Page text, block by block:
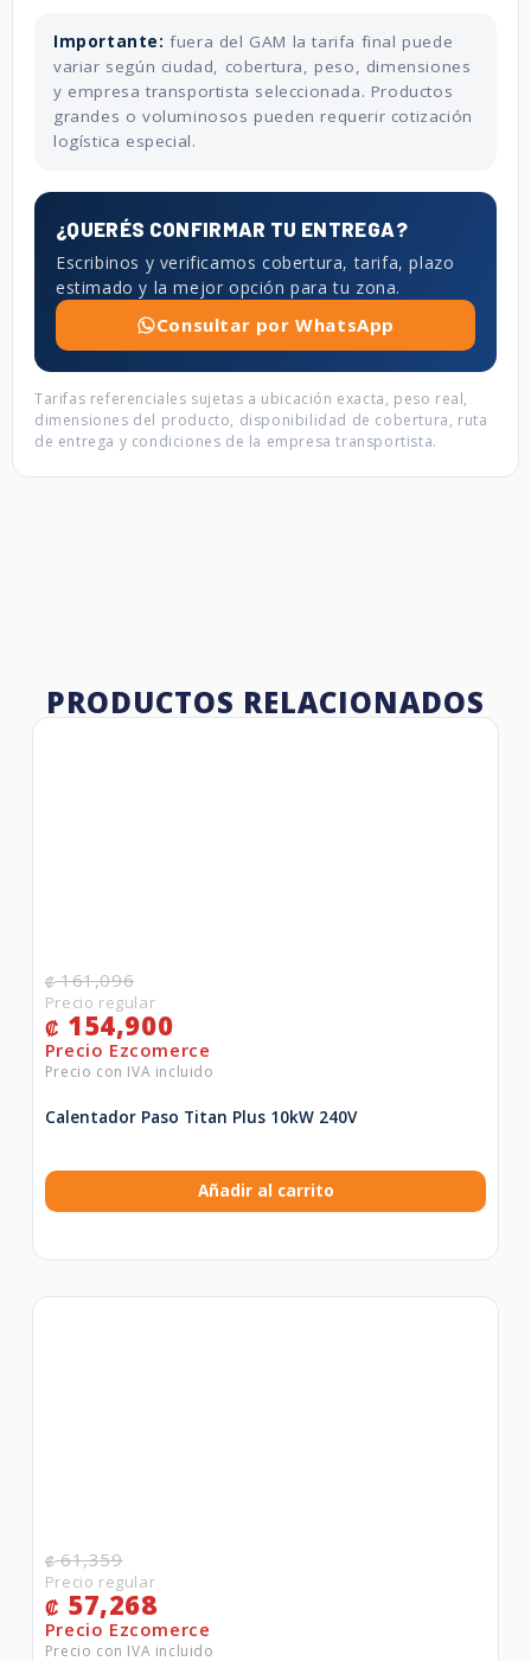
Importante: fuera del GAM la tarifa final puede
variar según ciudad, cobertura, peso, dimensiones
y empresa transportista seleccionada. Productos
grandes o voluminosos pueden requerir cotización
logística especial.
¿QUERÉS CONFIRMAR TU ENTREGA?
Escribinos y verificamos cobertura, tarifa, plazo
estimado y la mejor opción para tu zona.
Consultar por WhatsApp
Tarifas referenciales sujetas a ubicación exacta, peso real,
dimensiones del producto, disponibilidad de cobertura, ruta
de entrega y condiciones de la empresa transportista.
PRODUCTOS RELACIONADOS
₡161,096
₡ 154,900
Calentador Paso Titan Plus 10kW 240V
Añadir al carrito
₡61,359
₡ 57,268